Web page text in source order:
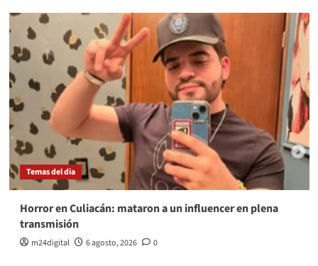
Temas del dia
Horror en Culiacán: mataron a un influencer en plena
transmisión
m24digital 6 agosto, 2026 0